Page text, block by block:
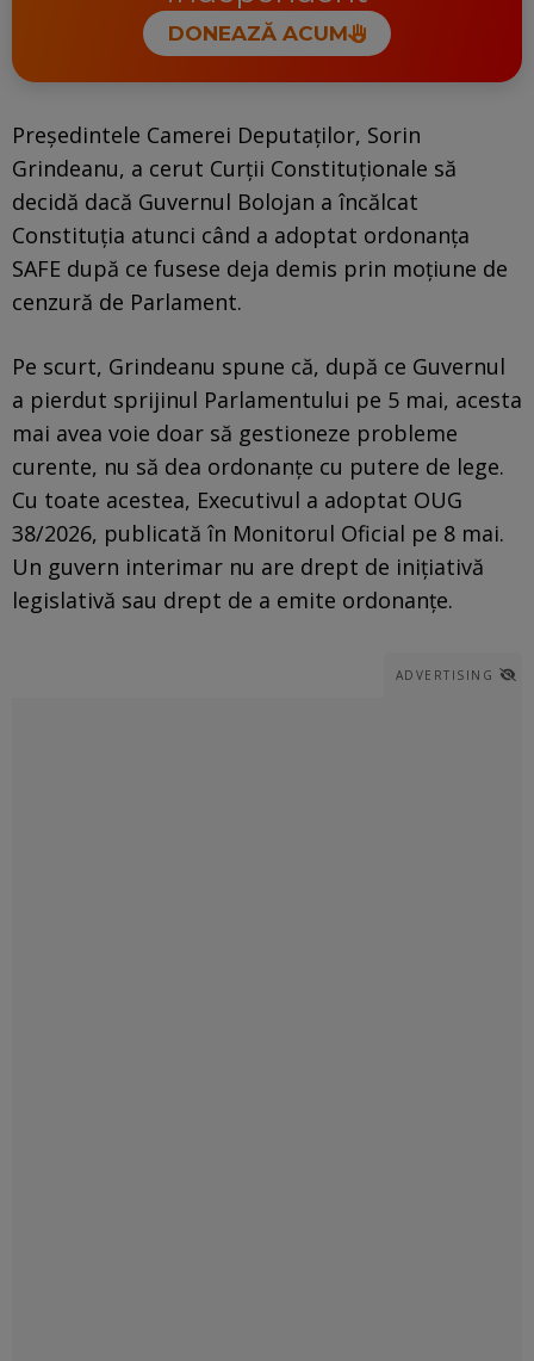
DONEAZĂ ACUM
Președintele Camerei Deputaților, Sorin
Grindeanu, a cerut Curții Constituționale să
decidă dacă Guvernul Bolojan a încălcat
Constituția atunci când a adoptat ordonanţa
SAFE după ce fusese deja demis prin moțiune de
cenzură de Parlament.
Pe scurt, Grindeanu spune că, după ce Guvernul
a pierdut sprijinul Parlamentului pe 5 mai, acesta
mai avea voie doar să gestioneze probleme
curente, nu să dea ordonanțe cu putere de lege.
Cu toate acestea, Executivul a adoptat OUG
38/2026, publicată în Monitorul Oficial pe 8 mai.
Un guvern interimar nu are drept de iniţiativă
legislativă sau drept de a emite ordonanţe.
ADVERTISING